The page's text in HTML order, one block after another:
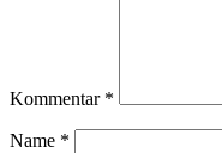
Kommentar *
Name *